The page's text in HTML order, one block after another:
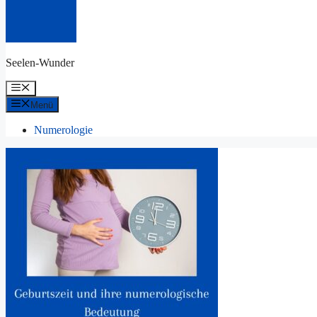
Seelen-Wunder
Menü
Menü
Numerologie